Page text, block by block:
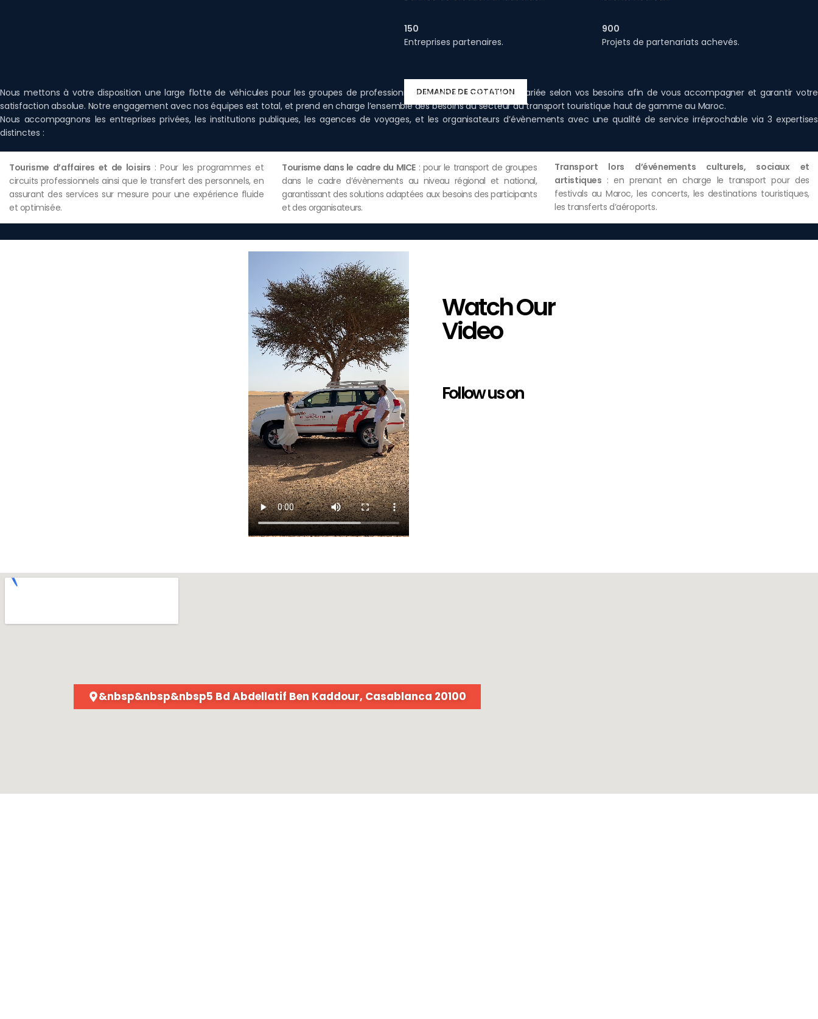
150
Entreprises partenaires.
900
Projets de partenariats achevés.
DEMANDE DE COTATION
Nous mettons à votre disposition une large flotte de véhicules pour les groupes de professionnels au Maroc, adaptée et variée selon vos besoins afin de vous accompagner et garantir votre
satisfaction absolue. Notre engagement avec nos équipes est total, et prend en charge l’ensemble des besoins du secteur du transport touristique haut de gamme au Maroc.
Nous accompagnons les entreprises privées, les institutions publiques, les agences de voyages, et les organisateurs d’évènements avec une qualité de service irréprochable via 3 expertises
distinctes :
Tourisme d’affaires et de loisirs : Pour les programmes et
circuits professionnels ainsi que le transfert des personnels, en
assurant des services sur mesure pour une expérience fluide
et optimisée.
Tourisme dans le cadre du MICE: pour le transport de groupes
dans le cadre d’évènements au niveau régional et national,
garantissant des solutions adaptées aux besoins des participants
et des organisateurs.
Transport lors d’événements culturels, sociaux et
artistiques : en prenant en charge le transport pour des
festivals au Maroc, les concerts, les destinations touristiques,
les transferts d’aéroports.
Watch Our
Video
Follow us on
&nbsp&nbsp&nbsp5 Bd Abdellatif Ben Kaddour, Casablanca 20100